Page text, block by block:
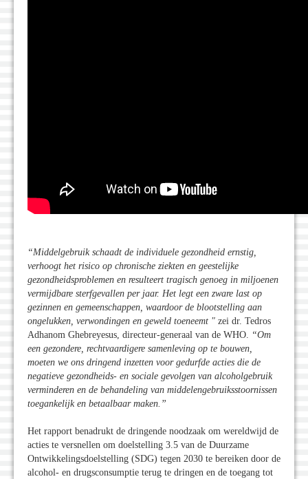
“Middelgebruik schaadt de individuele gezondheid ernstig,
verhoogt het risico op chronische ziekten en geestelijke
gezondheidsproblemen en resulteert tragisch genoeg in miljoenen
vermijdbare sterfgevallen per jaar. Het legt een zware last op
gezinnen en gemeenschappen, waardoor de blootstelling aan
ongelukken, verwondingen en geweld toeneemt " zei dr. Tedros
Adhanom Ghebreyesus, directeur-generaal van de WHO. “Om
een gezondere, rechtvaardigere samenleving op te bouwen,
moeten we ons dringend inzetten voor gedurfde acties die de
negatieve gezondheids- en sociale gevolgen van alcoholgebruik
verminderen en de behandeling van middelengebruiksstoornissen
toegankelijk en betaalbaar maken.”
Het rapport benadrukt de dringende noodzaak om wereldwijd de
acties te versnellen om doelstelling 3.5 van de Duurzame
Ontwikkelingsdoelstelling (SDG) tegen 2030 te bereiken door de
alcohol- en drugsconsumptie terug te dringen en de toegang tot